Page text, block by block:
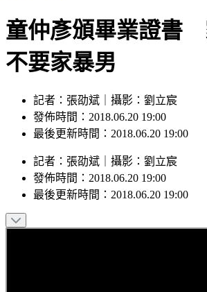
童仲彥頒畢業證書
不要家暴男
發佈時間：2018.06.20 19:00
最後更新時間：2018.06.20 19:00
發佈時間：2018.06.20 19:00
最後更新時間：2018.06.20 19:00